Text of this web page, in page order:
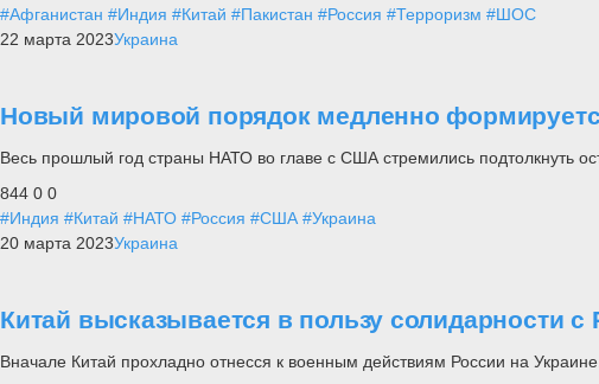
#Афганистан #Индия #Китай #Пакистан #Россия #Терроризм #ШОС
22 марта 2023Украина
Новый мировой порядок медленно
Весь прошлый год страны НАТО во главе с США стремились подтолкнуть
844 0 0
#Индия #Китай #НАТО #Россия #США #Украина
20 марта 2023Украина
Китай высказывается в пользу солидарности
Вначале Китай прохладно отнесся к военным действиям России на